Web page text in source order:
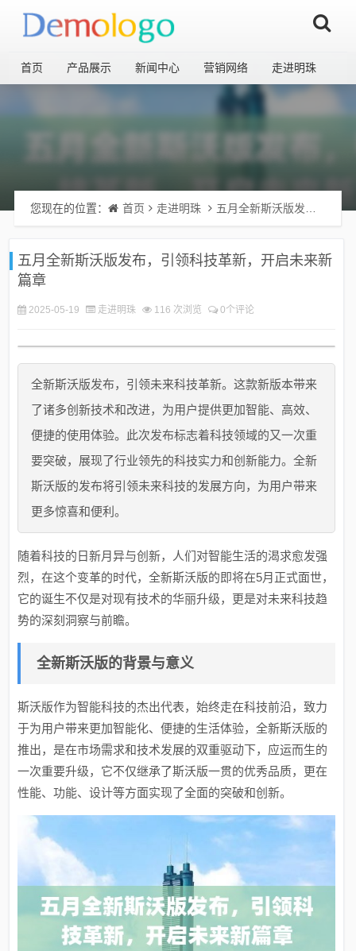
首页 产品展示 新闻中心 营销网络 走进明珠
您现在的位置： 首页 走进明珠 五月全新斯沃版发布，引领科技革新，开启未来新篇章
五月全新斯沃版发布，引领科技革新，开启未来新
篇章
2025-05-19 走进明珠 116 次浏览 0个评论
全新斯沃版发布，引领未来科技革新。这款新版本带来
了诸多创新技术和改进，为用户提供更加智能、高效、
便捷的使用体验。此次发布标志着科技领域的又一次重
要突破，展现了行业领先的科技实力和创新能力。全新
斯沃版的发布将引领未来科技的发展方向，为用户带来
更多惊喜和便利。
随着科技的日新月异与创新，人们对智能生活的渴求愈发强
烈，在这个变革的时代，全新斯沃版的即将在5月正式面世，
它的诞生不仅是对现有技术的华丽升级，更是对未来科技趋
势的深刻洞察与前瞻。
全新斯沃版的背景与意义
斯沃版作为智能科技的杰出代表，始终走在科技前沿，致力
于为用户带来更加智能化、便捷的生活体验，全新斯沃版的
推出，是在市场需求和技术发展的双重驱动下，应运而生的
一次重要升级，它不仅继承了斯沃版一贯的优秀品质，更在
性能、功能、设计等方面实现了全面的突破和创新。